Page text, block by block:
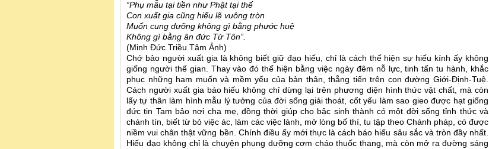
“Phụ mẫu tại tiền như Phật tại thế
Con xuất gia cũng hiểu lẽ vuông tròn
Muốn cung dưỡng không gì bằng phước huệ
Không gì bằng ân đức Từ Tôn”.
(Minh Đức Triều Tâm Ảnh)
Chớ bảo người xuất gia là không biết giữ đạo hiếu, chỉ là cách thể hiện sự hiếu kính ấy không
giống người thế gian. Thay vào đó thể hiện bằng việc ngày đêm nỗ lực, tinh tấn tu hành, khắc
phục những ham muốn và mềm yếu của bản thân, thẳng tiến trên con đường Giới-Định-Tuệ.
Cách người xuất gia báo hiếu không chỉ dừng lại trên phương diện hình thức vật chất, mà còn
lấy tự thân làm hình mẫu lý tưởng của đời sống giải thoát, cốt yếu làm sao gieo được hạt giống
đức tin Tam bảo nơi cha mẹ, đồng thời giúp cho bậc sinh thành có một đời sống tỉnh thức và
chánh tín, biết từ bỏ việc ác, làm các việc lành, mở lòng bố thí, tu tập theo Chánh pháp, có được
niềm vui chân thật vững bền. Chính điều ấy mới thực là cách báo hiếu sâu sắc và tròn đầy nhất.
Hiếu đạo không chỉ là chuyện phụng dưỡng cơm cháo thuốc thang, mà còn mở ra đường sáng